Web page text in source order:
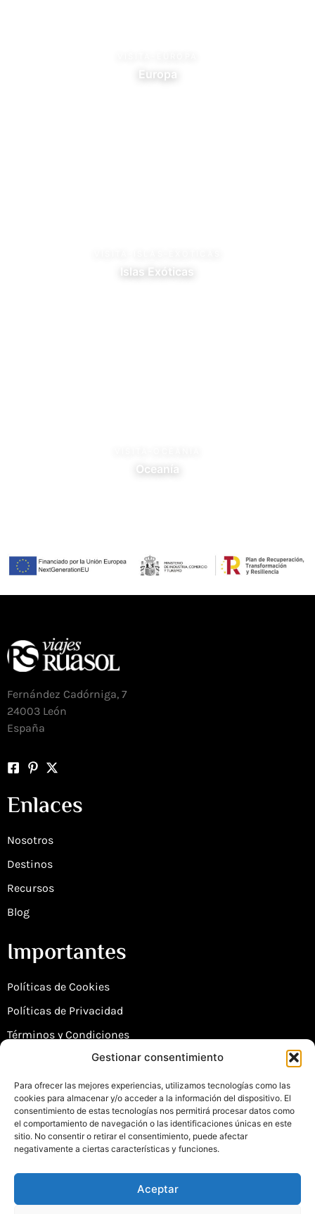
Gestionar consentimiento
Para ofrecer las mejores experiencias, utilizamos tecnologías como las
cookies para almacenar y/o acceder a la información del dispositivo. El
consentimiento de estas tecnologías nos permitirá procesar datos como
el comportamiento de navegación o las identificaciones únicas en este
sitio. No consentir o retirar el consentimiento, puede afectar
negativamente a ciertas características y funciones.
Aceptar
Europa
Islas Exóticas
Oceanía
Fernández Cadórniga, 7
24003 León
España
Enlaces
Nosotros
Destinos
Recursos
Blog
Importantes
Políticas de Cookies
Políticas de Privacidad
Términos y Condiciones
Declaración de Accesibilidad
Contacto
+34 987 01 62 66